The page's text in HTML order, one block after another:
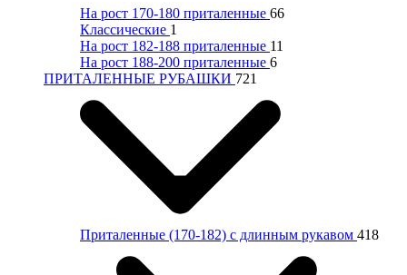
На рост 170-180 приталенные 66
Классические 1
На рост 182-188 приталенные 11
На рост 188-200 приталенные 6
ПРИТАЛЕННЫЕ РУБАШКИ 721
Приталенные (170-182) с длинным рукавом 418